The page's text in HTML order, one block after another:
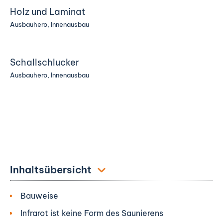
Holz und Laminat
Ausbauhero Innenausbau
Schallschlucker
Ausbauhero Innenausbau
Inhaltsübersicht
Bauweise
Infrarot ist keine Form des Saunierens